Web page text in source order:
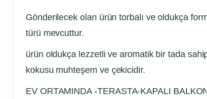
Gönderilecek olan ürün torbalı ve oldukça
türü mevcuttur.
ürün oldukça lezzetli ve aromatik bir tada
kokusu muhteşem ve çekicidir.
EV ORTAMINDA -TERASTA-KAPALI